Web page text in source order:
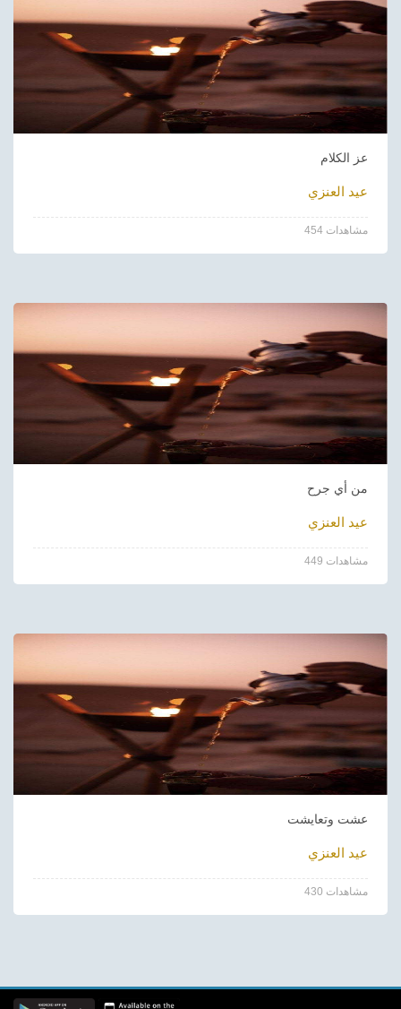
عز الكلام
عيد العنزي
454 مشاهدات
من أي جرح
عيد العنزي
449 مشاهدات
عشت وتعايشت
عيد العنزي
430 مشاهدات